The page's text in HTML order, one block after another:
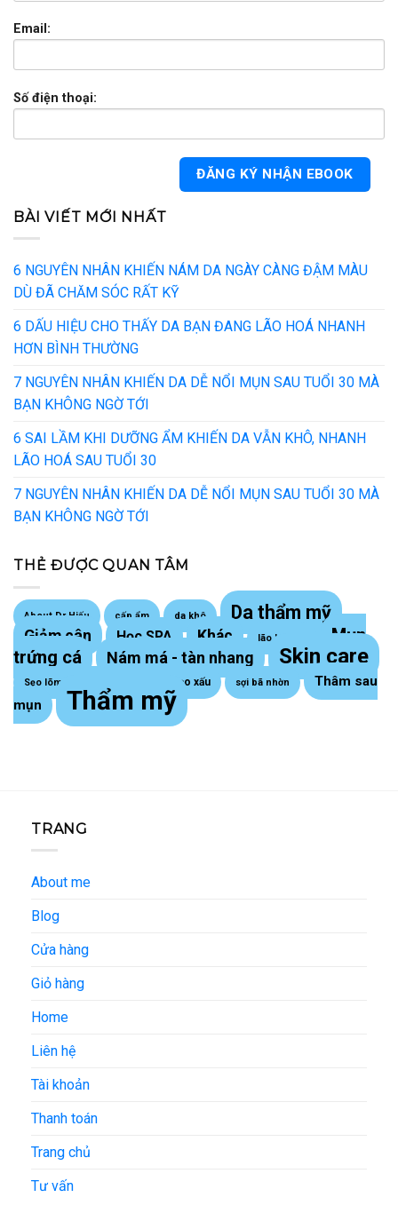
Email:
Số điện thoại:
BÀI VIẾT MỚI NHẤT
6 NGUYÊN NHÂN KHIẾN NÁM DA NGÀY CÀNG ĐẬM MÀU
DÙ ĐÃ CHĂM SÓC RẤT KỸ
6 DẤU HIỆU CHO THẤY DA BẠN ĐANG LÃO HOÁ NHANH
HƠN BÌNH THƯỜNG
7 NGUYÊN NHÂN KHIẾN DA DỄ NỔI MỤN SAU TUỔI 30 MÀ
BẠN KHÔNG NGỜ TỚI
6 SAI LẦM KHI DƯỠNG ẨM KHIẾN DA VẪN KHÔ, NHANH
LÃO HOÁ SAU TUỔI 30
7 NGUYÊN NHÂN KHIẾN DA DỄ NỔI MỤN SAU TUỔI 30 MÀ
BẠN KHÔNG NGỜ TỚI
THẺ ĐƯỢC QUAN TÂM
About Dr Hiếu cấp ẩm da khô Da thẩm mỹ
Giảm cân Học SPA Khác lão hoá da
Mụn
trứng cá
Nám má - tàn nhang Skin care
Sẹo lõm trứng cá Sẹo lồi - sẹo xấu sợi bã nhờn
Thâm sau
mụn
Thẩm mỹ
TRANG
About me
Blog
Cửa hàng
Giỏ hàng
Home
Liên hệ
Tài khoản
Thanh toán
Trang chủ
Tư vấn